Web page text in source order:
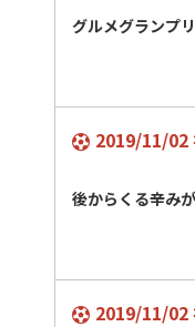
グルメグランプ
2019/11/02
後からくる辛み
2019/11/02